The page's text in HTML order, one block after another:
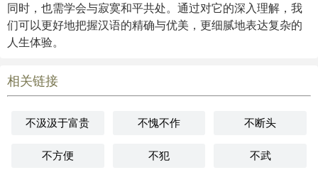
同时，也需学会与寂寞和平共处。通过对它的深入理解，我
们可以更好地把握汉语的精确与优美，更细腻地表达复杂的
人生体验。
相关链接
不汲汲于富贵 不愧不作 不断头
不方便 不犯 不武